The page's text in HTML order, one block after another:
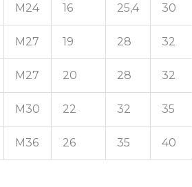
M24 16 25,4 30
M27 19 28 32
M27 20 28 32
M30 22 32 35
M36 26 35 40